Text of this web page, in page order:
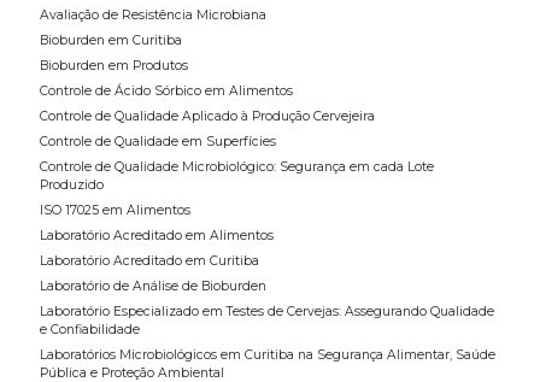
Avaliação de Resistência Microbiana
Bioburden em Curitiba
Bioburden em Produtos
Controle de Ácido Sórbico em Alimentos
Controle de Qualidade Aplicado à Produção Cervejeira
Controle de Qualidade em Superfícies
Controle de Qualidade Microbiológico: Segurança em cada Lote
Produzido
ISO 17025 em Alimentos
Laboratório Acreditado em Alimentos
Laboratório Acreditado em Curitiba
Laboratório de Análise de Bioburden
Laboratório Especializado em Testes de Cervejas: Assegurando Qualidade
e Confiabilidade
Laboratórios Microbiológicos em Curitiba na Segurança Alimentar, Saúde
Pública e Proteção Ambiental